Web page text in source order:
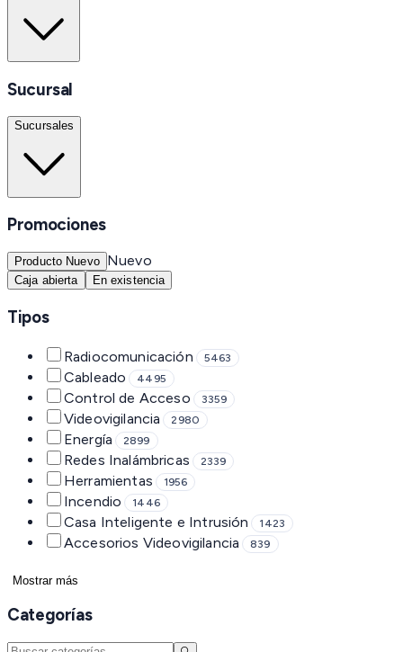
Sucursal
Sucursales
Promociones
Producto Nuevo Nuevo
Caja abierta En existencia
Tipos
Radiocomunicación 5463
Cableado 4495
Control de Acceso 3359
Videovigilancia 2980
Energía 2899
Redes Inalámbricas 2339
Herramientas 1956
Incendio 1446
Casa Inteligente e Intrusión 1423
Accesorios Videovigilancia 839
Mostrar más
Categorías